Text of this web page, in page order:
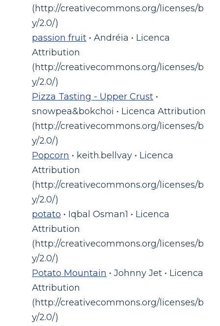
(http://creativecommons.org/licenses/b
y/2.0/)
passion fruit • Andréia • Licenca
Attribution
(http://creativecommons.org/licenses/b
y/2.0/)
Pizza Tasting - Upper Crust •
snowpea&bokchoi • Licenca Attribution
(http://creativecommons.org/licenses/b
y/2.0/)
Popcorn • keith.bellvay • Licenca
Attribution
(http://creativecommons.org/licenses/b
y/2.0/)
potato • Iqbal Osman1 • Licenca
Attribution
(http://creativecommons.org/licenses/b
y/2.0/)
Potato Mountain • Johnny Jet • Licenca
Attribution
(http://creativecommons.org/licenses/b
y/2.0/)